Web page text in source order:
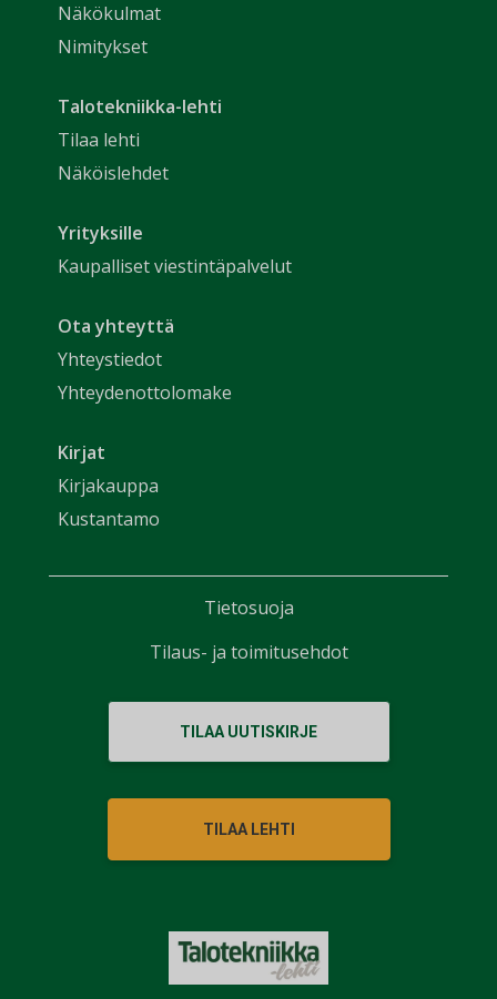
Näkökulmat
Nimitykset
Talotekniikka-lehti
Tilaa lehti
Näköislehdet
Yrityksille
Kaupalliset viestintäpalvelut
Ota yhteyttä
Yhteystiedot
Yhteydenottolomake
Kirjat
Kirjakauppa
Kustantamo
TILAA UUTISKIRJE
TILAA LEHTI
Tietosuoja
Tilaus- ja toimitusehdot